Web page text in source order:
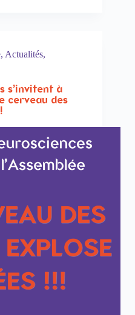
, Actualités,
s’invitent à
cerveau des